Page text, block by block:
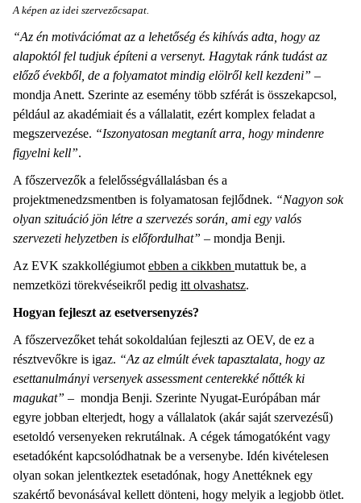
A képen az idei szervezőcsapat.
“Az én motivációmat az a lehetőség és kihívás adta, hogy az
alapoktól fel tudjuk építeni a versenyt. Hagytak ránk tudást az
előző évekből, de a folyamatot mindig elölről kell kezdeni” –
mondja Anett. Szerinte az esemény több szférát is összekapcsol,
például az akadémiait és a vállalatit, ezért komplex feladat a
megszervezése. “Iszonyatosan megtanít arra, hogy mindenre
figyelni kell”.
A főszervezők a felelősségvállalásban és a
projektmenedzsmentben is folyamatosan fejlődnek. “Nagyon sok
olyan szituáció jön létre a szervezés során, ami egy valós
szervezeti helyzetben is előfordulhat” – mondja Benji.
Az EVK szakkollégiumot ebben a cikkben mutattuk be, a
nemzetközi törekvéseikről pedig itt olvashatsz.
Hogyan fejleszt az esetversenyzés?
A főszervezőket tehát sokoldalúan fejleszti az OEV, de ez a
résztvevőkre is igaz. “Az az elmúlt évek tapasztalata, hogy az
esettanulmányi versenyek assessment centerekké nőtték ki
magukat” – mondja Benji. Szerinte Nyugat-Európában már
egyre jobban elterjedt, hogy a vállalatok (akár saját szervezésű)
esetoldó versenyeken rekrutálnak. A cégek támogatóként vagy
esetadóként kapcsolódhatnak be a versenybe. Idén kivételesen
olyan sokan jelentkeztek esetadónak, hogy Anettéknek egy
szakértő bevonásával kellett dönteni, hogy melyik a legjobb ötlet.